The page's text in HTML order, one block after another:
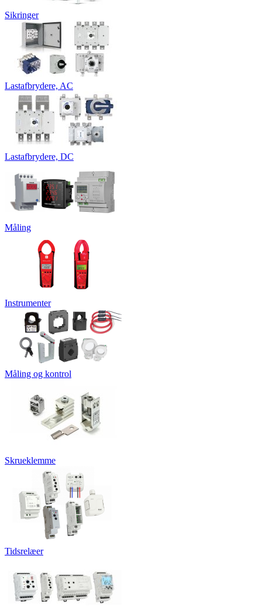
Sikringer
Lastafbrydere, AC
Lastafbrydere, DC
Måling
Instrumenter
Måling og kontrol
Skrueklemme
Tidsrelæer